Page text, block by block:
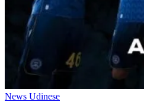
News Udinese